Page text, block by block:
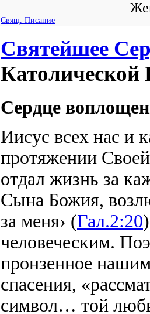
Свящ. Писание
Святейшее
Католической
Сердце
Иисус всех нас и
протяжении
отдал жизнь за
Сына Божия,
за меня› (Гал.2:20
человеческим.
пронзенное
спасения,
символ… той